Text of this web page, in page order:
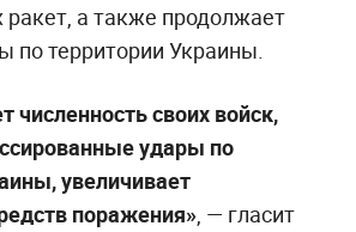
ракет, а также продолжает
по территории Украины.
своих войск,
удары по
увеличивает
поражения», — гласит